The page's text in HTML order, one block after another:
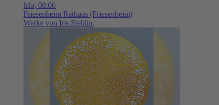
Mo, 08:00
Friesenheim Rathaus (Friesenheim)
Werke von Iris Stehlin.